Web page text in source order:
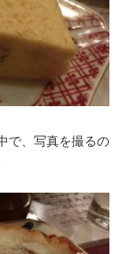
で、写真を撮るの